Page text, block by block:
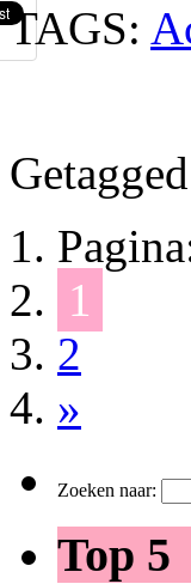
TAGS:
Getagged
1
2
»
Zoeken naar:
Top 5